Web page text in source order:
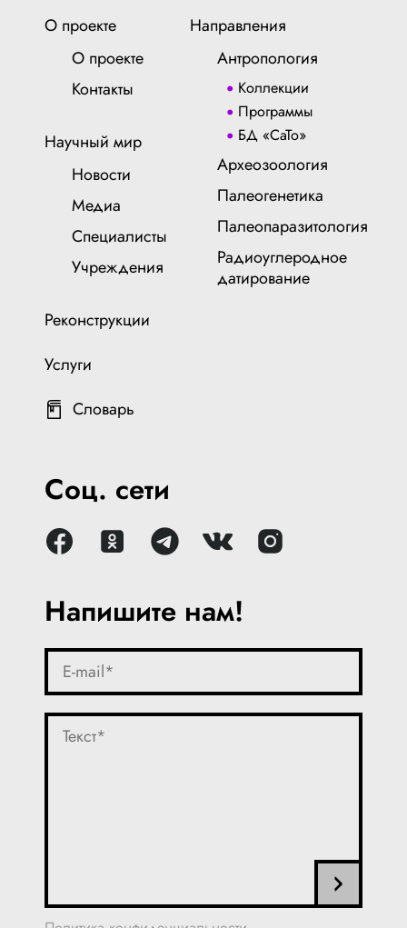
Напишите нам!
О проекте
О проекте
Контакты
Научный мир
Новости
Медиа
Специалисты
Учреждения
Реконструкции
Услуги
Словарь
Направления
Антропология
Коллекции
Программы
БД «СаТо»
Археозоология
Палеогенетика
Палеопаразитология
Радиоуглеродное
датирование
Соц. сети